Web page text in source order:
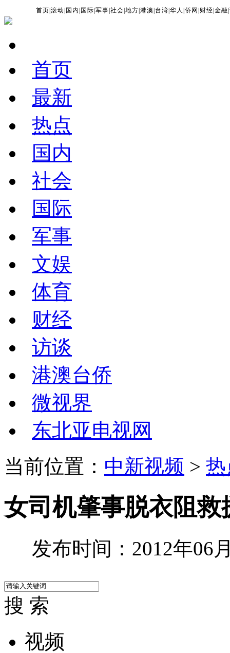
首页 |滚动 国内 国际 |军事 |社会 |地方 |港澳 台湾 |华人 |侨网 财经 |金融 |
首页
最新
热点
国内
社会
国际
军事
文娱
体育
财经
访谈
港澳台侨
微视界
东北亚电视网
当前位置： 中新视频 >
女司机肇事脱衣阻救
发布时间：2012年06
搜 索
视频